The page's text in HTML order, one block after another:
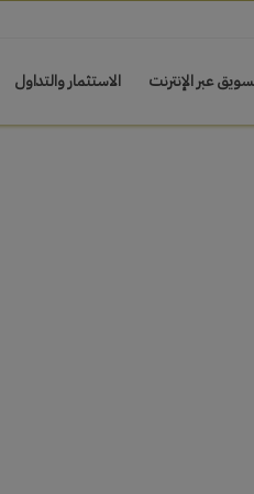
عبر الإنترنت الاستثمار والتداول